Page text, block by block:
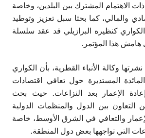
الاهتمام المشترك بين البلدين، وخاصة
والمالي، كما بحثا سبل تعزيز وتوطيد
كنظيره البرازيلي قد عقد سلسلة
هامش هذا المؤتمر.
وكالة الأنباء القطرية، بأن الكواري
المستديرة حول تعافي اقتصادات
الإعمار بعد النزاعات. حيث بحث
بين الدول والمنظمات الدولية
والتعافي في الشرق الأوسط، خاصة
التي تواجهها بعض دول المنطقة.